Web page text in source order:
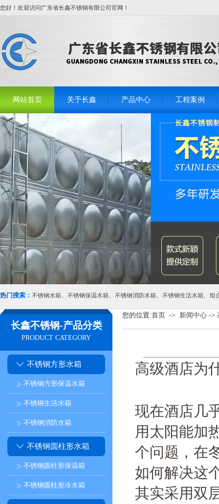
您好！欢迎访问广东省长鑫不锈钢有限公司官网！
网站首页 关于长鑫 产品中心 工程案例
热门搜索： 不锈钢水箱、 不锈钢保温水箱、 不锈钢消防水箱、 不锈钢生活水箱、 组
长鑫不锈钢-产品分类
PRODUCT CATEGORY
不锈钢方形水箱
不锈钢方形保温水箱
不锈钢生活水箱
不锈钢消防水箱
不锈钢圆柱形水箱
不锈钢圆柱形保温箱
不锈钢圆柱形冷水箱
您的位置:首页 -> 新闻中心 ->
高级酒店为
现在酒店几
用太阳能加
个问题，在
如何解决这
其实采用双